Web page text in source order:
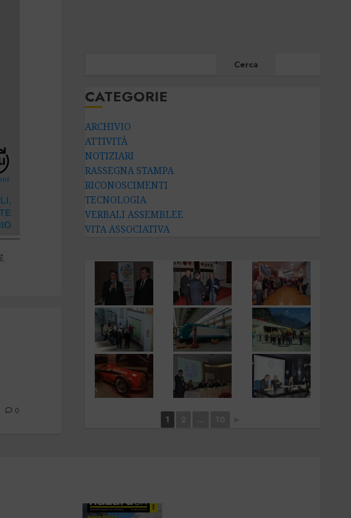
0
Cerca
CATEGORIE
ARCHIVIO
ATTIVITÀ
NOTIZIARI
RASSEGNA STAMPA
RICONOSCIMENTI
TECNOLOGIA
VERBALI ASSEMBLEE
VITA ASSOCIATIVA
1